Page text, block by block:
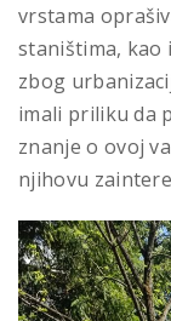
vrstama
staništima, kao
zbog
imali priliku da
znanje o ovoj
njihovu